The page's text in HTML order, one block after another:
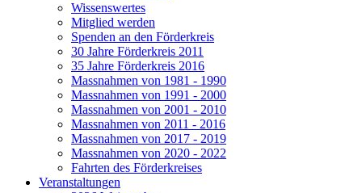
Wissenswertes
Mitglied werden
Spenden an den Förderkreis
30 Jahre Förderkreis 2011
35 Jahre Förderkreis 2016
Massnahmen von 1981 - 1990
Massnahmen von 1991 - 2000
Massnahmen von 2001 - 2010
Massnahmen von 2011 - 2016
Massnahmen von 2017 - 2019
Massnahmen von 2020 - 2022
Fahrten des Förderkreises
Veranstaltungen